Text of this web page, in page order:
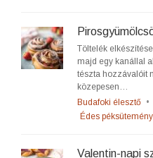
Töltelék
majd egy kanállal
tészta hozzávalóit
közepesen…
Budafoki élesztő •
Édes
Valentin-napi